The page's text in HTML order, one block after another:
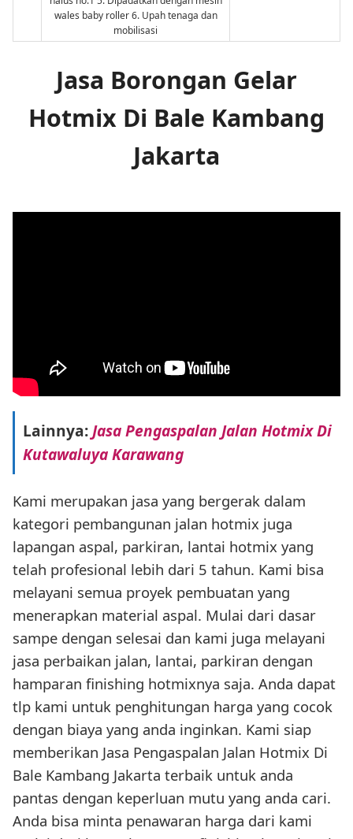
wales baby roller 6. Upah tenaga dan
mobilisasi
Jasa Borongan Gelar
Hotmix Di Bale Kambang
Jakarta
Lainnya:Jasa Pengaspalan Jalan Hotmix Di
Kutawaluya Karawang
Kami merupakan jasa yang bergerak dalam
kategori pembangunan jalan hotmix juga
lapangan aspal, parkiran, lantai hotmix yang
telah profesional lebih dari 5 tahun. Kami bisa
melayani semua proyek pembuatan yang
menerapkan material aspal. Mulai dari dasar
sampe dengan selesai dan kami juga melayani
jasa perbaikan jalan, lantai, parkiran dengan
hamparan finishing hotmixnya saja. Anda dapat
tlp kami untuk penghitungan harga yang cocok
dengan biaya yang anda inginkan. Kami siap
memberikan Jasa Pengaspalan Jalan Hotmix Di
Bale Kambang Jakarta terbaik untuk anda
pantas dengan keperluan mutu yang anda cari.
Anda bisa minta penawaran harga dari kami